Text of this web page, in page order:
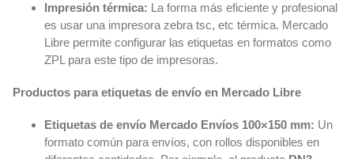
Impresión térmica: La forma más eficiente y profesional
es usar una impresora zebra tsc, etc térmica. Mercado
Libre permite configurar las etiquetas en formatos como
ZPL para este tipo de impresoras.
Productos para etiquetas de envío en Mercado Libre
Etiquetas de envío Mercado Envíos 100×150 mm: Un
formato común para envíos, con rollos disponibles en